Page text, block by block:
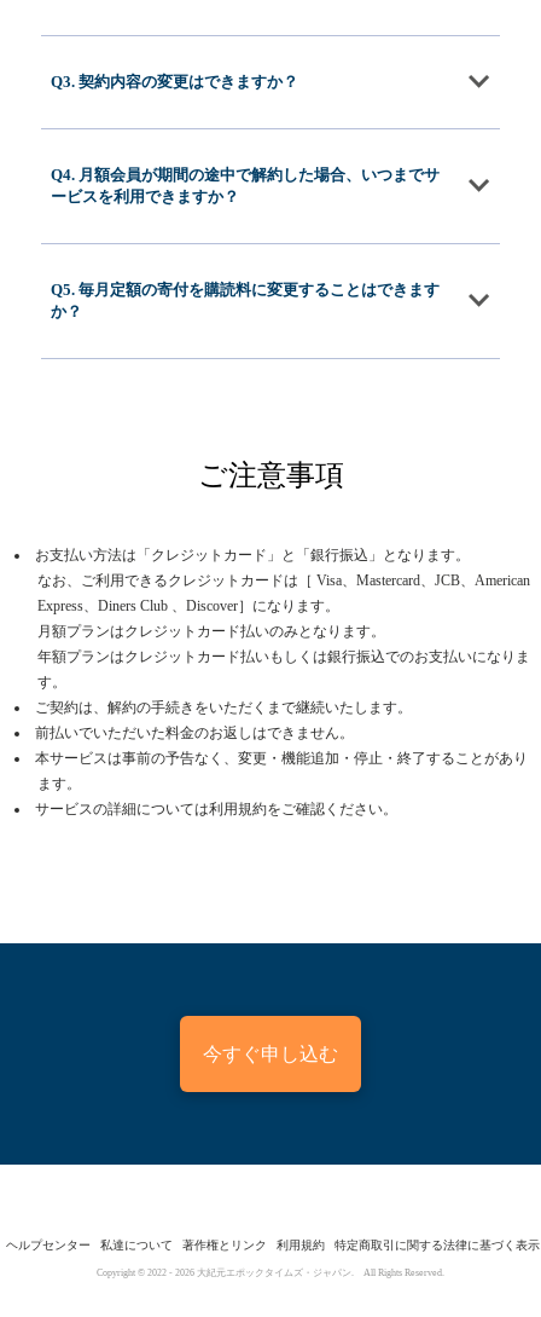
Q3. 契約内容の変更はできますか？
Q4. 月額会員が期間の途中で解約した場合、いつまでサ
ービスを利用できますか？
Q5. 毎月定額の寄付を購読料に変更することはできます
か？
ご注意事項
お支払い方法は「クレジットカード」と「銀行振込」となります。
なお、ご利用できるクレジットカードは［ Visa、Mastercard、JCB、American
Express、Diners Club 、Discover］になります。
月額プランはクレジットカード払いのみとなります。
年額プランはクレジットカード払いもしくは銀行振込でのお支払いになりま
す。
ご契約は、解約の手続きをいただくまで継続いたします。
前払いでいただいた料金のお返しはできません。
本サービスは事前の予告なく、変更・機能追加・停止・終了することがあり
ます。
サービスの詳細については利用規約をご確認ください。
今すぐ申し込む
ヘルプセンター 私達について 著作権とリンク 利用規約 特定商取引に関する法律に基づく表示
Copyright © 2022 - 2026 大紀元エポックタイムズ・ジャパン. All Rights Reserved.